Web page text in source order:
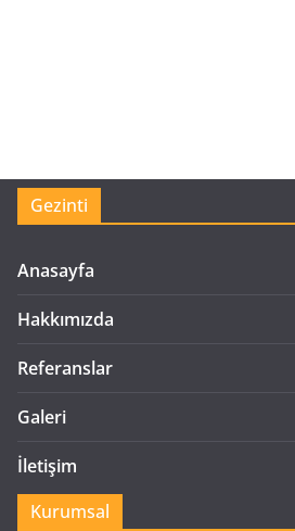
Gezinti
Anasayfa
Hakkımızda
Referanslar
Galeri
İletişim
Kurumsal